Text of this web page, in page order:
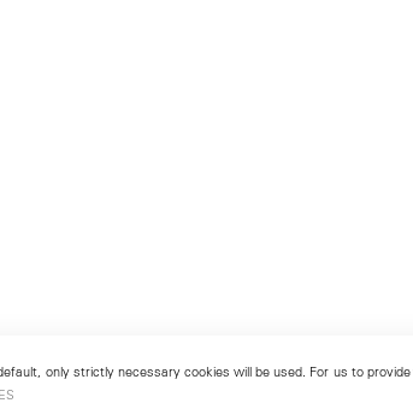
only strictly necessary cookies will be used. For us to